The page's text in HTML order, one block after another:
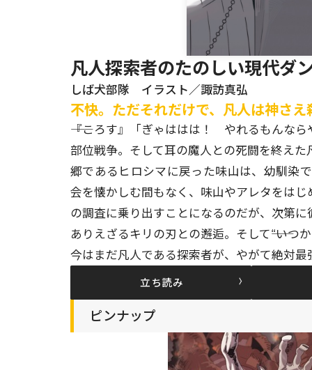
凡人探索者のたのしい現代ダ
しば犬部隊 イラスト／諏訪真弘
不快。ただそれだけで、凡人は神さえ
――『ころす』「ぎゃははは！ やれるもんなら
部位戦争。そして耳の魔人との死闘を終え
郷であるヒロシマに戻った味山は、幼馴染
会を懐かしむ間もなく、味山やアレタをは
の調査に乗り出すことになるのだが、次第
ありえざるキリの刃との邂逅。そして――“いつ
今はまだ凡人である探索者が、やがて絶対
立ち読み
ピンナップ